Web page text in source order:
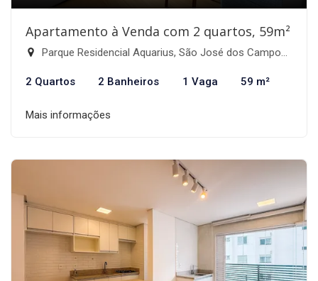
Apartamento à Venda com 2 quartos, 59m²
Parque Residencial Aquarius, São José dos Campos-SP
2 Quartos 2 Banheiros 1 Vaga 59 m²
Mais informações